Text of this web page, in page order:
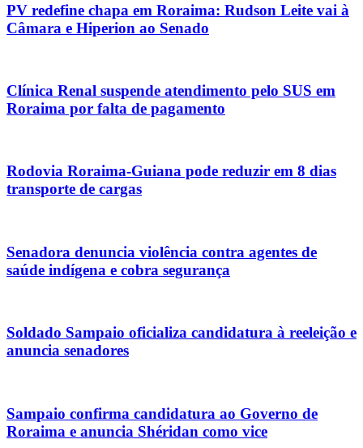
PV redefine chapa em Roraima: Rudson Leite vai à
Câmara e Hiperion ao Senado
Clínica Renal suspende atendimento pelo SUS em
Roraima por falta de pagamento
Rodovia Roraima-Guiana pode reduzir em 8 dias
transporte de cargas
Senadora denuncia violência contra agentes de
saúde indígena e cobra segurança
Soldado Sampaio oficializa candidatura à reeleição e
anuncia senadores
Sampaio confirma candidatura ao Governo de
Roraima e anuncia Shéridan como vice